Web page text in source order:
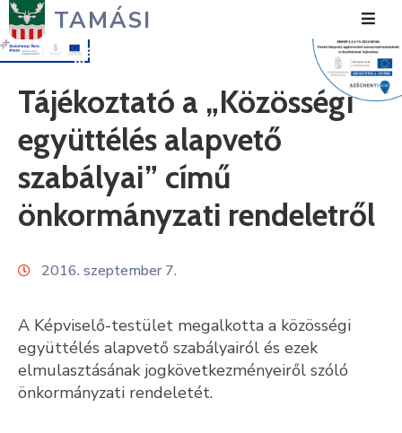
TAMÁSI
Városunk
Önkormányzat
Polgármesteri
Hivatal
Közérdekű
Fejlesztések
Média
Tájékoztató a „Közösségi
együttélés alapvető
szabályai” című
önkormányzati rendeletről
2016. szeptember 7.
A Képviselő-testület megalkotta a közösségi
együttélés alapvető szabályairól és ezek
elmulasztásának jogkövetkezményeiről szóló
önkormányzati rendeletét.